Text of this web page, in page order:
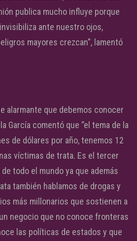
publica mucho influye porque
ante nuestro ojos,
mayores crezcan”, lamentó
alarmante que debemos conocer
García comentó que “el tema de la
de dólares por año, tenemos 12
víctimas de trata. Es el tercer
todo el mundo ya que además
también hablamos de drogas y
más millonarios que sostienen a
negocio que no conoce fronteras
las políticas de estados y que